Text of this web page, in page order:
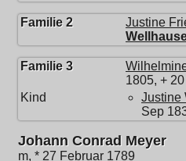
Familie 2
Justine
Familie 3
1805, +
Kind
Justine
Sep
Johann Conrad Meyer
m, * 27 Februar 1789